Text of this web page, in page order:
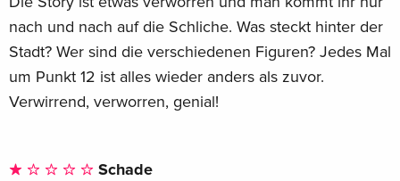
nach und nach auf die Schliche. Was steckt hinter der
Stadt? Wer sind die verschiedenen Figuren? Jedes Mal
um Punkt 12 ist alles wieder anders als zuvor.
Verwirrend, verworren, genial!
Schade